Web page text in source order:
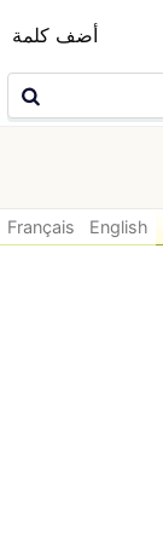
أضف كلمة
English
Français